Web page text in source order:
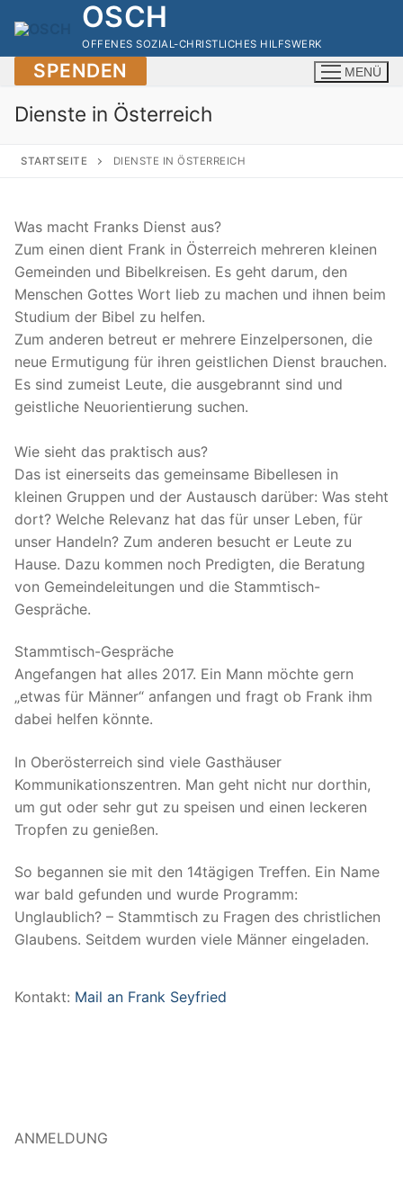
Inhalt
springen
OSCH
OFFENES SOZIAL-CHRISTLICHES HILFSWERK
SPENDEN MENÜ
Dienste in Österreich
STARTSEITE DIENSTE IN ÖSTERREICH
Was macht Franks Dienst aus?
Zum einen dient Frank in Österreich mehreren kleinen
Gemeinden und Bibelkreisen. Es geht darum, den
Menschen Gottes Wort lieb zu machen und ihnen beim
Studium der Bibel zu helfen.
Zum anderen betreut er mehrere Einzelpersonen, die
neue Ermutigung für ihren geistlichen Dienst brauchen.
Es sind zumeist Leute, die ausgebrannt sind und
geistliche Neuorientierung suchen.
Wie sieht das praktisch aus?
Das ist einerseits das gemeinsame Bibellesen in
kleinen Gruppen und der Austausch darüber: Was steht
dort? Welche Relevanz hat das für unser Leben, für
unser Handeln? Zum anderen besucht er Leute zu
Hause. Dazu kommen noch Predigten, die Beratung
von Gemeindeleitungen und die Stammtisch-
Gespräche.
Stammtisch-Gespräche
Angefangen hat alles 2017. Ein Mann möchte gern
„etwas für Männer“ anfangen und fragt ob Frank ihm
da­bei helfen könnte.
In Oberösterreich sind viele Gasthäuser
Kommunikationszentren. Man geht nicht nur dorthin,
um gut oder sehr gut zu speisen und einen leckeren
Tropfen zu genießen.
So begannen sie mit den 14tägigen Treffen. Ein Name
war bald gefunden und wurde Programm:
Unglaublich? – Stamm­tisch zu Fragen des christlichen
Glaubens. Seitdem wurden viele Männer eingeladen.
Kontakt: Mail an Frank Seyfried
ANMELDUNG